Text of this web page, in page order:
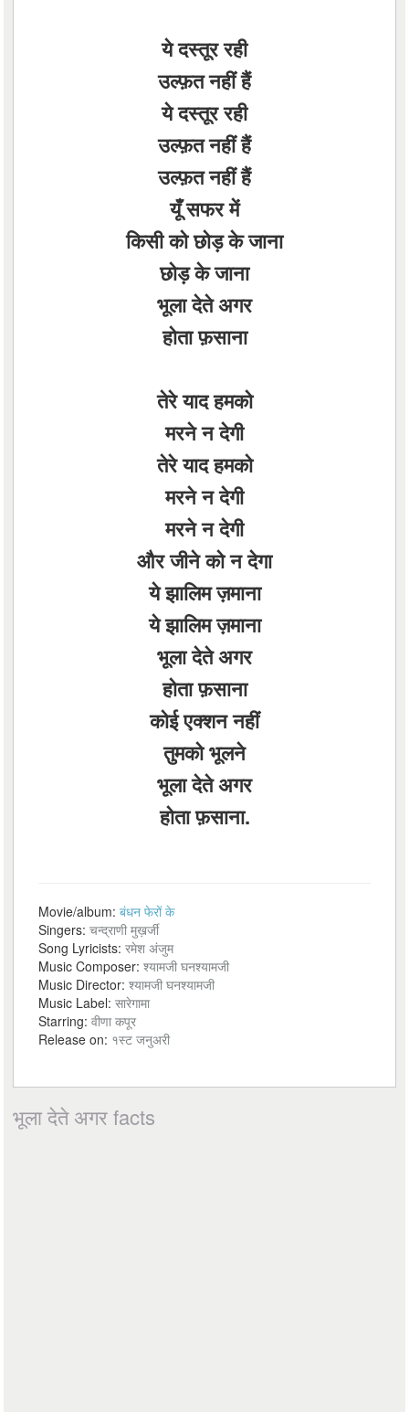
ये दस्तूर रही
उल्फ़त नहीं हैं
ये दस्तूर रही
उल्फ़त नहीं हैं
उल्फ़त नहीं हैं
यूँ सफर में
किसी को छोड़ के जाना
छोड़ के जाना
भूला देते अगर
होता फ़साना
तेरे याद हमको
मरने न देगी
तेरे याद हमको
मरने न देगी
मरने न देगी
और जीने को न देगा
ये झालिम ज़माना
ये झालिम ज़माना
भूला देते अगर
होता फ़साना
कोई एक्शन नहीं
तुमको भूलने
भूला देते अगर
होता फ़साना.
Movie/album:बंधन फेरों के
Singers:चन्द्राणी मुख़र्जी
Song Lyricists:रमेश अंजुम
Music Composer:श्यामजी घनश्यामजी
Music Director:श्यामजी घनश्यामजी
Music Label:सारेगामा
Starring:वीणा कपूर
Release on: १स्ट जनुअरी
भूला देते अगर facts